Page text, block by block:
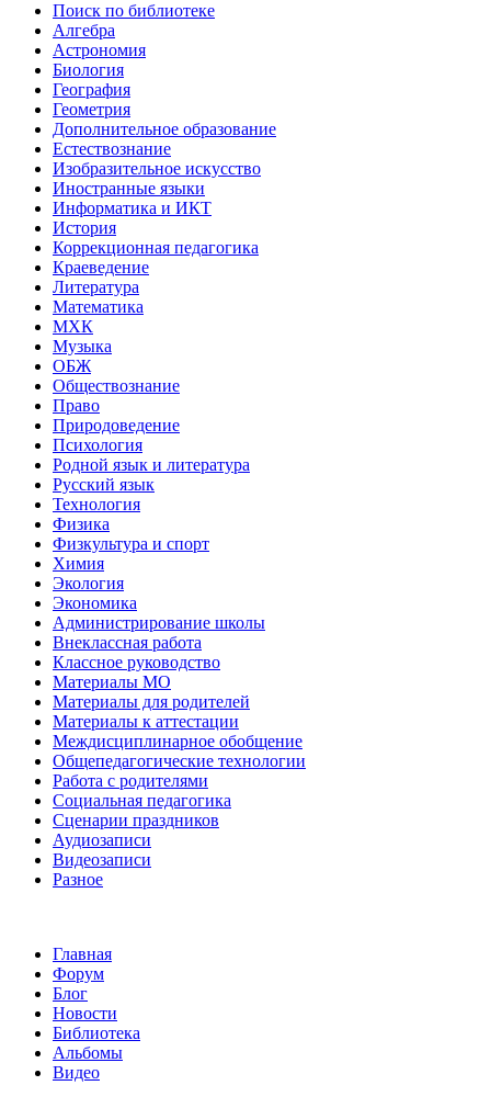
Поиск по библиотеке
Алгебра
Астрономия
Биология
География
Геометрия
Дополнительное образование
Естествознание
Изобразительное искусство
Иностранные языки
Информатика и ИКТ
История
Коррекционная педагогика
Краеведение
Литература
Математика
МХК
Музыка
ОБЖ
Обществознание
Право
Природоведение
Психология
Родной язык и литература
Русский язык
Технология
Физика
Физкультура и спорт
Химия
Экология
Экономика
Администрирование школы
Внеклассная работа
Классное руководство
Материалы МО
Материалы для родителей
Материалы к аттестации
Междисциплинарное обобщение
Общепедагогические технологии
Работа с родителями
Социальная педагогика
Сценарии праздников
Аудиозаписи
Видеозаписи
Разное
Главная
Форум
Блог
Новости
Библиотека
Альбомы
Видео